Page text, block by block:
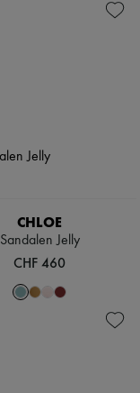
CHLOE
Sandalen Jelly
CHF 460